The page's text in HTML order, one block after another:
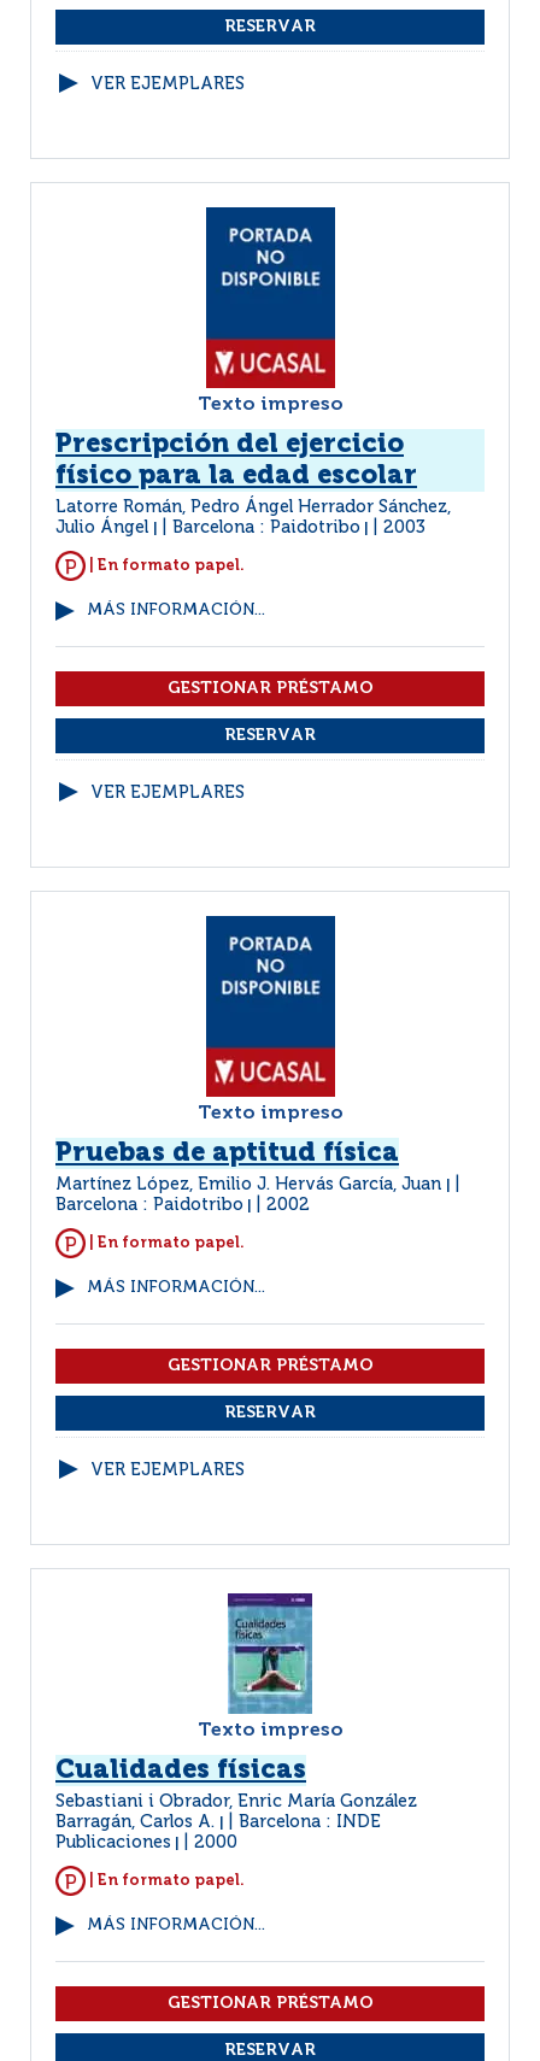
VER EJEMPLARES
Texto impreso
Prescripción del ejercicio
físico para la edad escolar
Latorre Román, Pedro Ángel Herrador Sánchez,
Julio Ángel
Barcelona : Paidotribo 2003
| En formato papel.
MÁS INFORMACIÓN...
VER EJEMPLARES
Texto impreso
Pruebas de aptitud física
Martínez López, Emilio J. Hervás García, Juan
Barcelona : Paidotribo 2002
| En formato papel.
MÁS INFORMACIÓN...
VER EJEMPLARES
Texto impreso
Cualidades físicas
Sebastiani i Obrador, Enric María González
Barragán, Carlos A.
Barcelona : INDE
Publicaciones
2000
| En formato papel.
MÁS INFORMACIÓN...